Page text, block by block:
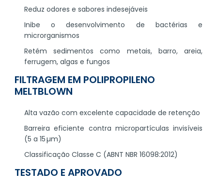
Reduz odores e sabores indesejáveis
Inibe o desenvolvimento de bactérias e
microrganismos
Retém sedimentos como metais, barro, areia,
ferrugem, algas e fungos
FILTRAGEM EM POLIPROPILENO
MELTBLOWN
Alta vazão com excelente capacidade de retenção
Barreira eficiente contra micropartículas invisíveis
(5 a 15 µm)
Classificação Classe C (ABNT NBR 16098:2012)
TESTADO E APROVADO